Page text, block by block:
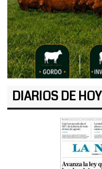
DIARIOS DE HOY